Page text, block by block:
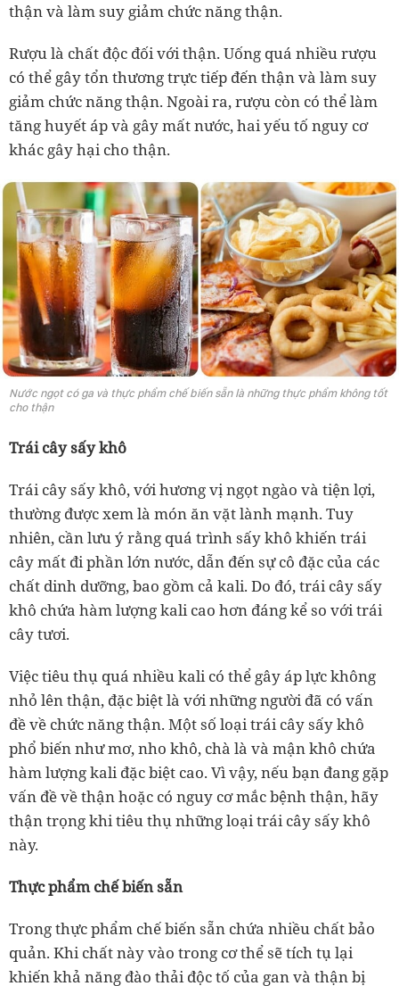
thận và làm suy giảm chức năng thận.
Rượu là chất độc đối với thận. Uống quá nhiều rượu
có thể gây tổn thương trực tiếp đến thận và làm suy
giảm chức năng thận. Ngoài ra, rượu còn có thể làm
tăng huyết áp và gây mất nước, hai yếu tố nguy cơ
khác gây hại cho thận.
Nước ngọt có ga và thực phẩm chế biến sẵn là những thực phẩm không tốt
cho thận
Trái cây sấy khô
Trái cây sấy khô, với hương vị ngọt ngào và tiện lợi,
thường được xem là món ăn vặt lành mạnh. Tuy
nhiên, cần lưu ý rằng quá trình sấy khô khiến trái
cây mất đi phần lớn nước, dẫn đến sự cô đặc của các
chất dinh dưỡng, bao gồm cả kali. Do đó, trái cây sấy
khô chứa hàm lượng kali cao hơn đáng kể so với trái
cây tươi.
Việc tiêu thụ quá nhiều kali có thể gây áp lực không
nhỏ lên thận, đặc biệt là với những người đã có vấn
đề về chức năng thận. Một số loại trái cây sấy khô
phổ biến như mơ, nho khô, chà là và mận khô chứa
hàm lượng kali đặc biệt cao. Vì vậy, nếu bạn đang gặp
vấn đề về thận hoặc có nguy cơ mắc bệnh thận, hãy
thận trọng khi tiêu thụ những loại trái cây sấy khô
này.
Thực phẩm chế biến sẵn
Trong thực phẩm chế biến sẵn chứa nhiều chất bảo
quản. Khi chất này vào trong cơ thể sẽ tích tụ lại
khiến khả năng đào thải độc tố của gan và thận bị